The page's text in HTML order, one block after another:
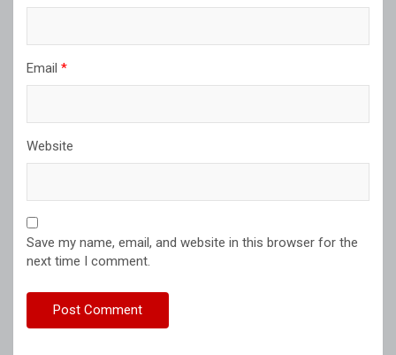
Email *
Website
Save my name, email, and website in this browser for the
next time I comment.